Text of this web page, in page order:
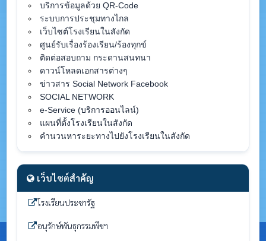
บริการข้อมูลด้วย QR-Code
ระบบการประชุมทางไกล
เว็บไซต์โรงเรียนในสังกัด
ศูนย์รับเรื่องร้องเรียน/ร้องทุกข์
ติดต่อสอบถาม กระดานสนทนา
ดาวน์โหลดเอกสารต่างๆ
ข่าวสาร Social Network Facebook
SOCIAL NETWORK
e-Service (บริการออนไลน์)
แผนที่ตั้งโรงเรียนในสังกัด
คำนวนหาระยะทางไปยังโรงเรียนในสังกัด
เว็บไซต์สำคัญ
โรงเรียนประชารัฐ
อนุรักษ์พันธุกรรมพืชฯ